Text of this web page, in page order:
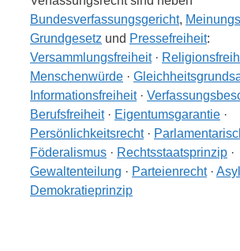
Bundesverfassungsgericht,
Grundgesetz und Pressefreiheit:
Versammlungsfreiheit·
Menschenwürde ·
Informationsfreiheit·
Berufsfreiheit· Eigentumsgarantie ·
Persönlichkeitsrecht·
Föderalismus · Rechtsstaatsprinzip ·
Gewaltenteilung · Parteienrecht·
Demokratieprinzip